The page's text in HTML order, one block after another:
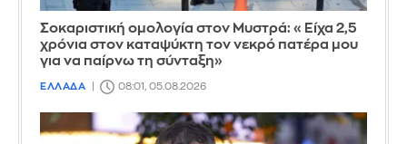
Σοκαριστική ομολογία στον Μυστρά: «Είχα 2,5
χρόνια στον καταψύκτη τον νεκρό πατέρα μου
για να παίρνω τη σύνταξη»
ΕΛΛΑΔΑ 08:01, 05.08.2026